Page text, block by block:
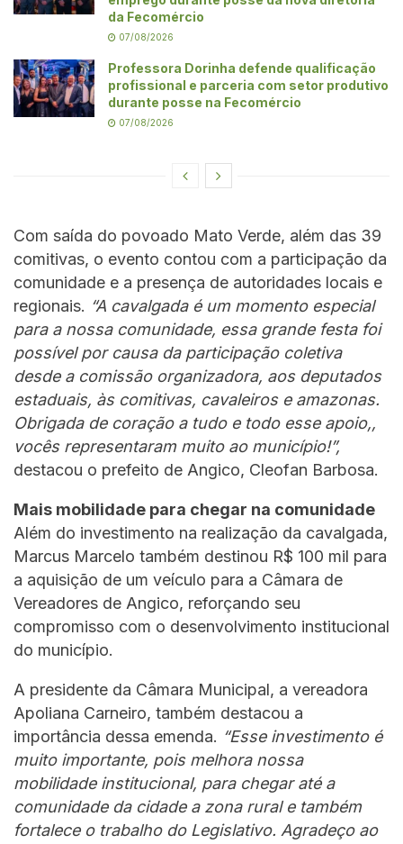
da Fecomércio
07/08/2026
Professora Dorinha defende qualificação
profissional e parceria com setor produtivo
durante posse na Fecomércio
07/08/2026
Com saída do povoado Mato Verde, além das 39
comitivas, o evento contou com a participação da
comunidade e a presença de autoridades locais e
regionais. “A cavalgada é um momento especial
para a nossa comunidade, essa grande festa foi
possível por causa da participação coletiva
desde a comissão organizadora, aos deputados
estaduais, às comitivas, cavaleiros e amazonas.
Obrigada de coração a tudo e todo esse apoio,,
vocês representaram muito ao município!”,
destacou o prefeito de Angico, Cleofan Barbosa.
Mais mobilidade para chegar na comunidade
Além do investimento na realização da cavalgada,
Marcus Marcelo também destinou R$ 100 mil para
a aquisição de um veículo para a Câmara de
Vereadores de Angico, reforçando seu
compromisso com o desenvolvimento institucional
do município.
A presidente da Câmara Municipal, a vereadora
Apoliana Carneiro, também destacou a
importância dessa emenda. “Esse investimento é
muito importante, pois melhora nossa
mobilidade institucional, para chegar até a
comunidade da cidade a zona rural e também
fortalece o trabalho do Legislativo. Agradeço ao